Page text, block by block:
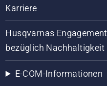
Karriere
Husqvarnas Engagement
bezüglich Nachhaltigkeit
E-COM-Informationen